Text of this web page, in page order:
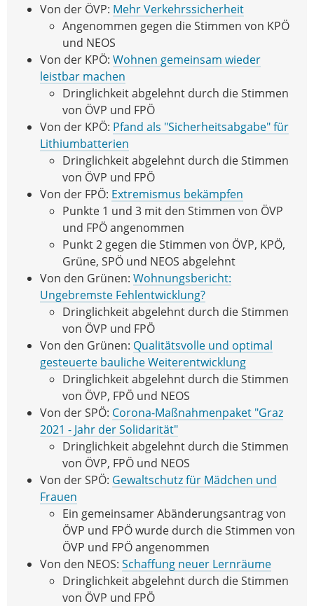
Von der ÖVP: Mehr Verkehrssicherheit
Angenommen gegen die Stimmen von KPÖ
und NEOS
Von der KPÖ: Wohnen gemeinsam wieder
leistbar machen
Dringlichkeit abgelehnt durch die Stimmen
von ÖVP und FPÖ
Von der KPÖ: Pfand als "Sicherheitsabgabe" für
Lithiumbatterien
Dringlichkeit abgelehnt durch die Stimmen
von ÖVP und FPÖ
Von der FPÖ: Extremismus bekämpfen
Punkte 1 und 3 mit den Stimmen von ÖVP
und FPÖ angenommen
Punkt 2 gegen die Stimmen von ÖVP, KPÖ,
Grüne, SPÖ und NEOS abgelehnt
Von den Grünen: Wohnungsbericht:
Ungebremste Fehlentwicklung?
Dringlichkeit abgelehnt durch die Stimmen
von ÖVP und FPÖ
Von den Grünen: Qualitätsvolle und optimal
gesteuerte bauliche Weiterentwicklung
Dringlichkeit abgelehnt durch die Stimmen
von ÖVP, FPÖ und NEOS
Von der SPÖ: Corona-Maßnahmenpaket "Graz
2021 - Jahr der Solidarität"
Dringlichkeit abgelehnt durch die Stimmen
von ÖVP, FPÖ und NEOS
Von der SPÖ: Gewaltschutz für Mädchen und
Frauen
Ein gemeinsamer Abänderungsantrag von
ÖVP und FPÖ wurde durch die Stimmen von
ÖVP und FPÖ angenommen
Von den NEOS: Schaffung neuer Lernräume
Dringlichkeit abgelehnt durch die Stimmen
von ÖVP und FPÖ